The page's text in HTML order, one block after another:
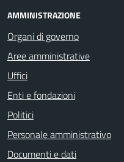
AMMINISTRAZIONE
Organi di governo
Aree amministrative
Uffici
Enti e fondazioni
Politici
Personale amministrativo
Documenti e dati